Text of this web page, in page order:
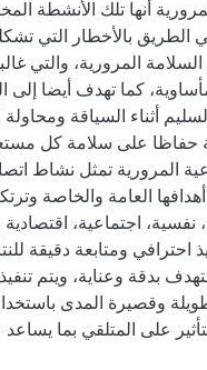
أنها تلك الأنشطة
الطريق بالأخطار التي
المرورية، والتي
كما تهدف أيضا إلى
أثناء السياقة ومحاولة
حفاظا على سلامة كل
المرورية تمثل نشاط
أهدافها العامة والخاصة
نفسية، اجتماعية،
احترافي ومتابعة دقيقة
بدقة وعناية، ويتم
وقصيرة المدى
على المتلقي بما